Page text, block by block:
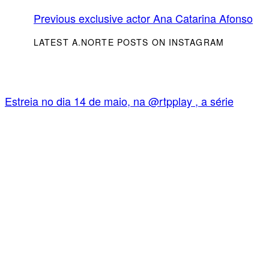
Previous exclusive actorAna Catarina Afonso
LATEST A.NORTE POSTS ON INSTAGRAM
Estreia no dia 14 de maio, na @rtpplay , a série